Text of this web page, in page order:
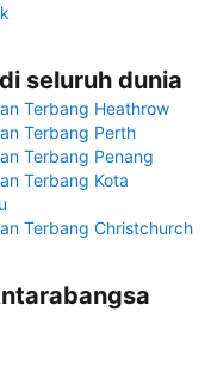
seluruh dunia
Terbang Heathrow
Terbang Perth
Terbang Penang
Terbang Kota
Terbang Christchurch